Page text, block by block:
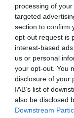
processing of
targeted
section to confirm
opt-out request is
interest-based
us or personal
your opt-out. You
disclosure of your
IAB’s list of
also be disclosed
Downstream
Fungus Dries
Use